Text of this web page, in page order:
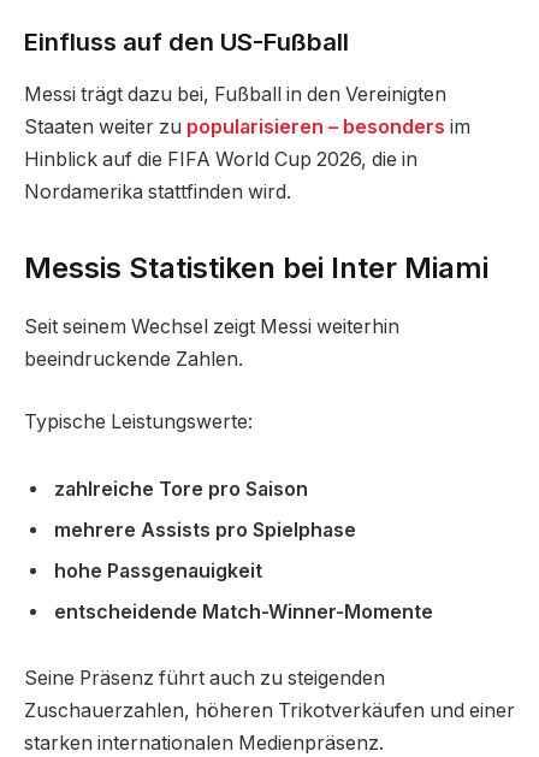
Einfluss auf den US-Fußball
Messi trägt dazu bei, Fußball in den Vereinigten
Staaten weiter zu popularisieren – besonders im
Hinblick auf die FIFA World Cup 2026, die in
Nordamerika stattfinden wird.
Messis Statistiken bei Inter Miami
Seit seinem Wechsel zeigt Messi weiterhin
beeindruckende Zahlen.
Typische Leistungswerte:
zahlreiche Tore pro Saison
mehrere Assists pro Spielphase
hohe Passgenauigkeit
entscheidende Match-Winner-Momente
Seine Präsenz führt auch zu steigenden
Zuschauerzahlen, höheren Trikotverkäufen und einer
starken internationalen Medienpräsenz.